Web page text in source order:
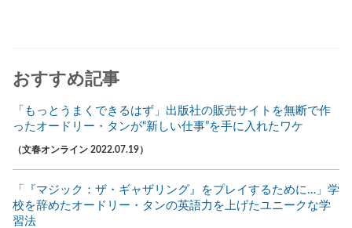
おすすめ記事
「もっとうまくできるはず」出版社の販売サイトを無断で作
ったオードリー・タンが“新しい仕事”を手に入れたワケ
（文春オンライン 2022.07.19）
「『マジック：ザ・ギャザリング』をプレイするために…」学
校を辞めたオードリー・タンの英語力を上げたユニークな学
習法